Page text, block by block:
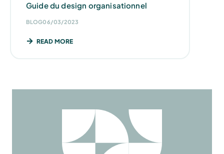
Guide du design organisationnel
BLOG06/03/2023
READ MORE